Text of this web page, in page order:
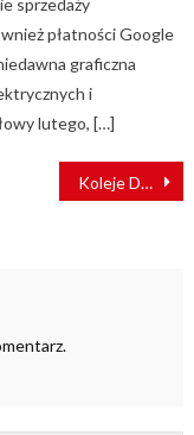
sprzedaży
płatności Google
graficzna
i
lutego, […]
Koleje Dolnośląskie ogłosiły kolejny przetarg na szynobusy